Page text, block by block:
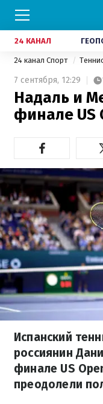
24 КАНАЛ
24 канал Спорт
7 сентября, 12:29
Надаль и
финале US
Испанский
россиянин
финале US
преодолели